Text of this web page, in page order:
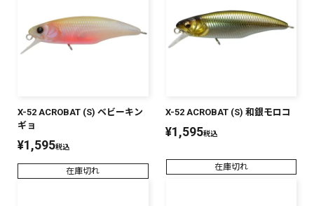
X-52 ACROBAT (S) ベビーキン
ギョ
¥1,595税込
在庫切れ
X-52 ACROBAT (S) 和銀モロコ
¥1,595税込
在庫切れ